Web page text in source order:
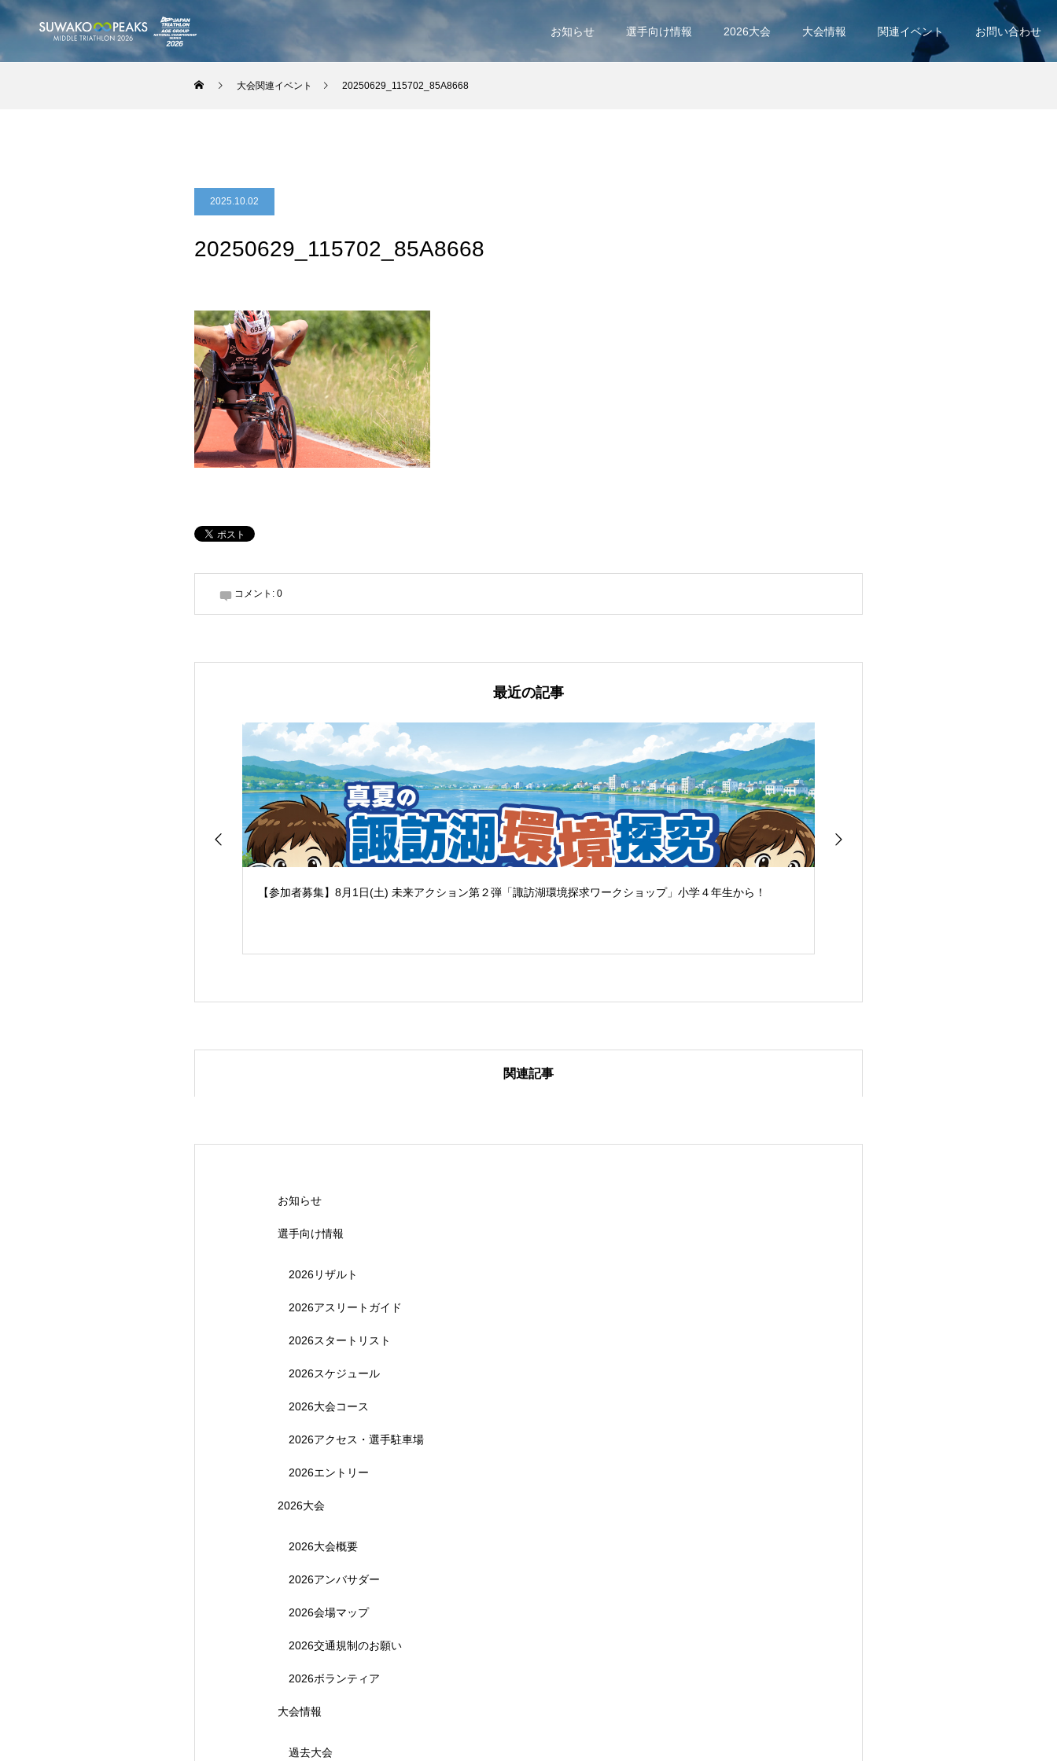
お知らせ 選手向け情報 2026大会 大会情報 関連イベント お問い合わせ
大会関連イベント 20250629_115702_85A8668
2025.10.02
20250629_115702_85A8668
コメント: 0
最近の記事
【参加者募集】8月1日(土) 未来アクション第２弾「諏訪湖環境探求ワークショップ」小学４年生から！
【受付終了】参加費無料! 5月6日(祝) 「小学生ラン教室」
関連記事
お知らせ
選手向け情報
2026リザルト
2026アスリートガイド
2026スタートリスト
2026スケジュール
2026大会コース
2026アクセス・選手駐車場
2026エントリー
2026大会
2026大会概要
2026アンバサダー
2026会場マップ
2026交通規制のお願い
2026ボランティア
大会情報
過去大会